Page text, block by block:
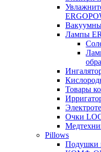
Лампы
Товары
Очки
Pillows
Подушки